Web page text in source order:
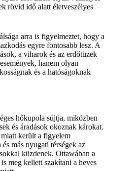
rövid idő alatt életveszélyes
arra is figyelmeztet, hogy a
egyre fontosabb lesz. A
a viharok és az erdőtüzek
hanem olyan
és a hatóságoknak
hőkupola sújtja, miközben
és áradások okoznak károkat.
került a figyelem
más nyugati térségek az
küzdenek. Ottawában a
meg kellett szakítani a heves